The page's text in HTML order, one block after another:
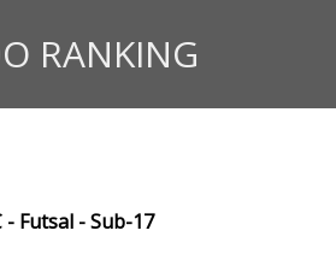
RANKING
- Futsal - Sub-17